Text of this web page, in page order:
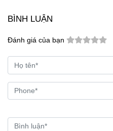
BÌNH LUẬN
Đánh giá của bạn